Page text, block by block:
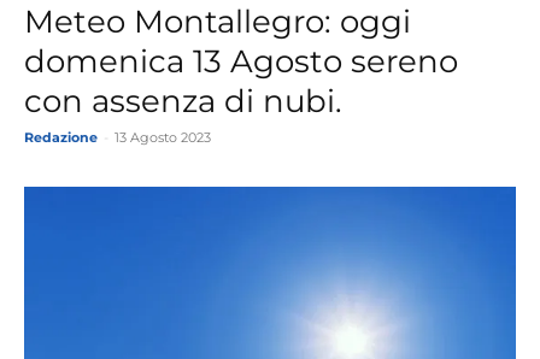
Meteo Montallegro: oggi
domenica 13 Agosto sereno
con assenza di nubi.
Redazione 13 Agosto 2023